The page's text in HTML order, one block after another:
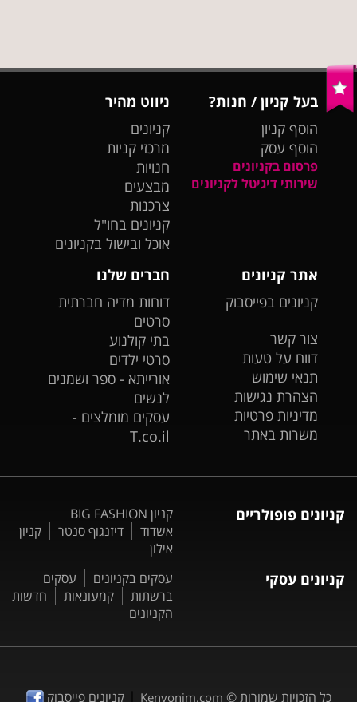
בעל קניון / חנות?
הוסף קניון
הוסף עסק
פרסום בקניונים
שירותי דיגיטל לקניונים
ניווט מהיר
קניונים
מרכזי קניות
חנויות
מבצעים
צרכנות
קניונים בחו"ל
אוכל ובישול בקניונים
אתר קניונים
קניונים בפייסבוק
צור קשר
דווח על טעות
תנאי שימוש
הצהרת נגישות
מדיניות פרטיות
משרות באתר
חברים שלנו
דוחות מדיה חברתית
סרטים
בתי קולנוע
סרטי ילדים
אורייתא - ספר ושמנים
לנשים
עסקים מומלצים -
T.co.il
קניונים פופולריים
קניון BIG FASHION
אשדוד
דיזנגוף סנטר
קניון
אילון
קניונים עסקי עסקים בקניונים
עסקים
ברשתות
קמעונאות
חדשות
הקניונים
כל הזכויות שמורות © Kenyonim.com
|קניונים פייסבוק